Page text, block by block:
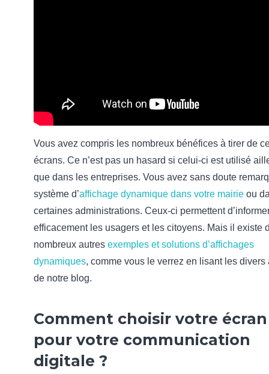
Vous avez compris les nombreux bénéfices à tirer de
écrans. Ce n’est pas un hasard si celui-ci est utilisé
que dans les entreprises. Vous avez sans doute
système d’affichage dynamique dans votre mairie ou
certaines administrations. Ceux-ci permettent
efficacement les usagers et les citoyens. Mais il existe
nombreux autres exemples et solutions d’affichages
dynamiques, comme vous le verrez en lisant les divers
de notre blog.
Comment choisir votre écran
pour votre communication
digitale ?